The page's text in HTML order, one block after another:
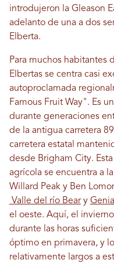
introdujeron la Gleason
adelanto de una a dos
Elberta.
Para muchos habitantes
Elbertas se centra casi
autoproclamada
Famous Fruit Way". Es
durante generaciones
de la antigua carretera
carretera estatal
desde Brigham City.
agrícola se encuentra a
Willard Peak y Ben
Valle del río Beary
el oeste. Aquí, el
durante las horas
óptimo en primavera, y
relativamente largos a